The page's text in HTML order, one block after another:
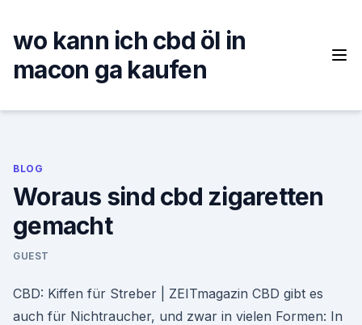
content
wo kann ich cbd öl in
macon ga kaufen
BLOG
Woraus sind cbd zigaretten
gemacht
GUEST
CBD: Kiffen für Streber | ZEITmagazin CBD gibt es
auch für Nichtraucher, und zwar in vielen Formen: In